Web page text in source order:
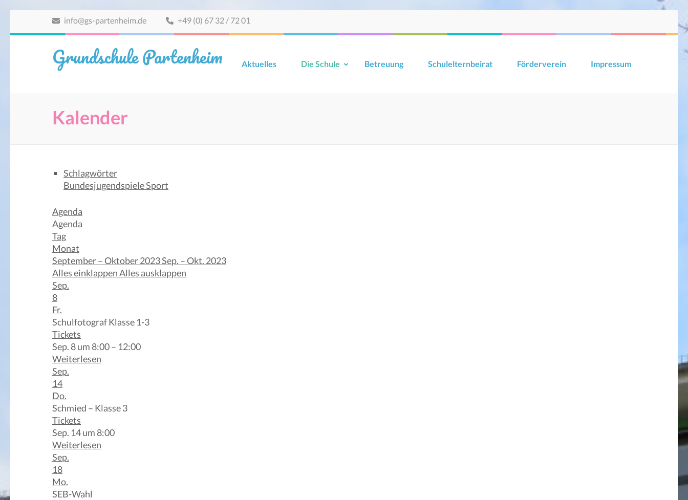
(Eingabetaste
info@gs-partenheim.de +49 (0) 67 32 / 72 01
Grundschule Partenheim Aktuelles Die Schule Betreuung Schulelternbeirat Förderverein Impressum
Kalender
Schlagwörter
BundesjugendspieleSport
Agenda
Agenda
Tag
Monat
September – Oktober 2023Sep. – Okt. 2023
Alles einklappenAlles ausklappen
Sep.
8
Fr.
Schulfotograf Klasse 1-3
Tickets
Sep. 8 um 8:00 – 12:00
Weiterlesen
Sep.
14
Do.
Schmied – Klasse 3
Tickets
Sep. 14 um 8:00
Weiterlesen
Sep.
18
Mo.
SEB-Wahl